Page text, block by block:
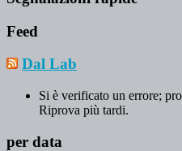
Feed
Dal Lab
Si è verificato un errore;
Riprova più tardi.
per data